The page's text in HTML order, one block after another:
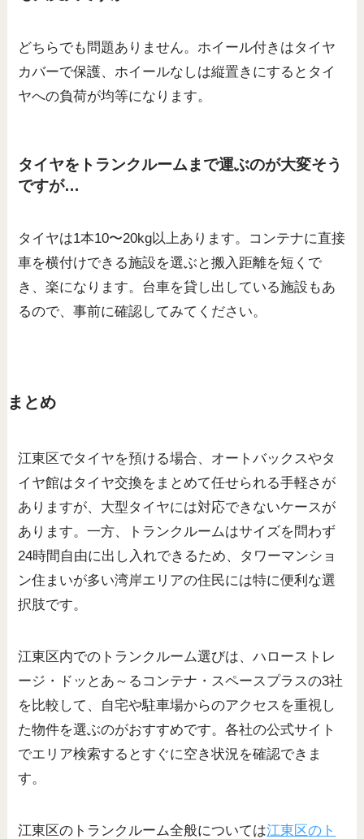
どちらでも問題ありません。ホイール付きはタイヤ
カバーで保護、ホイールなしは縦置きにするとタイ
ヤへの負荷が均等になります。
タイヤをトランクルームまで運ぶのが大変そう
ですが…
タイヤは1本10〜20kg以上あります。コンテナに直接
車を横付けできる施設を選ぶと搬入距離を短くで
き、楽になります。台車を貸し出している施設もあ
るので、事前に確認してみてください。
まとめ
江東区でタイヤを預ける場合、オートバックスやタ
イヤ館はタイヤ交換をまとめて任せられる手軽さが
ありますが、大型タイヤには対応できないケースが
あります。一方、トランクルームはサイズを問わず
24時間自由に出し入れできるため、タワーマンショ
ン住まいが多い湾岸エリアの住民には特に便利な選
択肢です。
江東区内でのトランクルーム選びは、ハローストレ
ージ・ドッとあ～るコンテナ・スペースプラスの3社
を比較して、自宅や駐車場からのアクセスを重視し
た物件を選ぶのがおすすめです。各社の公式サイト
でエリア検索するとすぐに空き状況を確認できま
す。
江東区のトランクルーム全般については江東区のト